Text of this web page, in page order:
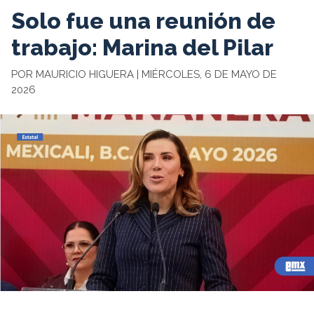
Solo fue una reunión de
trabajo: Marina del Pilar
POR MAURICIO HIGUERA | MIÉRCOLES, 6 DE MAYO DE
2026